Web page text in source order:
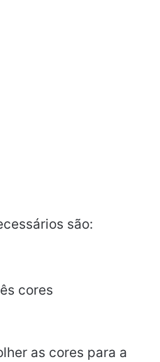
são:
cores
as cores para a